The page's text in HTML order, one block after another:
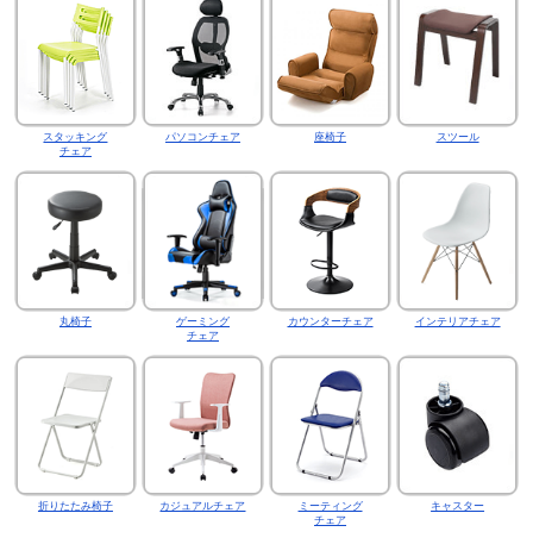
スタッキング
チェア
パソコンチェア 座椅子 スツール
丸椅子
ゲーミング
チェア
カウンターチェア インテリアチェア
折りたたみ椅子 カジュアルチェア
ミーティング
チェア
キャスター